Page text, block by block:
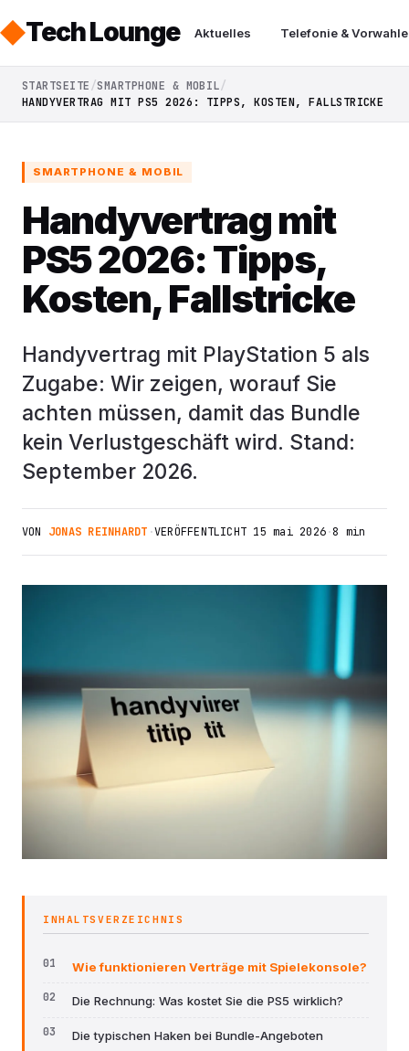
Tech Lounge Aktuelles Telefonie &
STARTSEITE SMARTPHONE & MOBIL
HANDYVERTRAG MIT PS5 2026: TIPPS, KOSTEN, FALLSTRICKE
SMARTPHONE & MOBIL
Handyvertrag mit
PS5 2026: Tipps,
Kosten, Fallstricke
Handyvertrag mit PlayStation 5 als
Zugabe: Wir zeigen, worauf Sie
achten müssen, damit das Bundle
kein Verlustgeschäft wird. Stand:
September 2026.
VON JONAS REINHARDT ·VERÖFFENTLICHT 15 mai 2026·8 min
INHALTSVERZEICHNIS
Wie funktionieren Verträge mit Spielekonsole?
Die Rechnung: Was kostet Sie die PS5 wirklich?
Die typischen Haken bei Bundle-Angeboten